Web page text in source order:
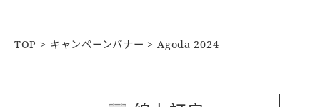
TOP キャンペーンバナー Agoda 2024